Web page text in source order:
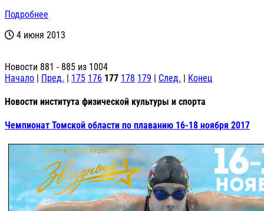
Подробнее
4 июня 2013
Новости 881 - 885 из 1004
Начало | Пред. | 175 176 177 178 179 | След. | Конец
Новости института физической культуры и спорта
Чемпионат Томской области по плаванию 16-18 ноября 2017